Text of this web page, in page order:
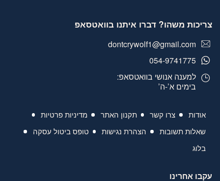
אודות צרו קשר תקנון האתר
מדיניות פרטיות
שאלות תשובות
הצהרת נגישות
טופס ביטול עסקה
בלוג
צריכות משהו? דברו איתנו בוואטסאפ
dontcrywolf1@gmail.com
054-9741775
למענה אנושי בוואטסאפ:
בימים א’-ה’
עקבו אחרינו